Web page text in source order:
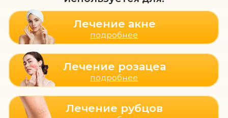
Результат
Значительное уменьшение пигментных
пятен — кожа стала более ровной и светлой.
Общий тон лица стал более однородным, а
приобретя гладкость и здоровое сияние.